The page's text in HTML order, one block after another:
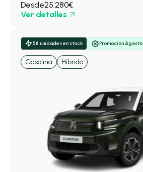
Desde25.280€
Ver detalles
58 unidades en stock Promoción Agosto
Gasolina Híbrido